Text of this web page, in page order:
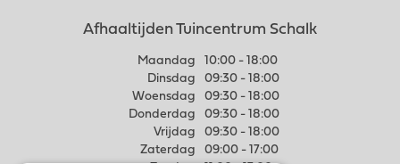
Afhaaltijden Tuincentrum Schalk
Maandag
10:00 - 18:00
Dinsdag
09:30 - 18:00
Woensdag
09:30 - 18:00
Donderdag
09:30 - 18:00
Vrijdag
09:30 - 18:00
Zaterdag
09:00 - 17:00